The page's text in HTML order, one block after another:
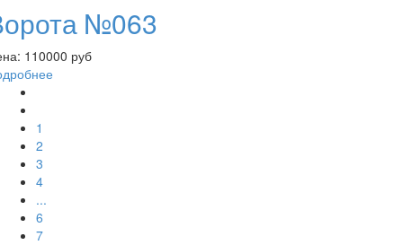
№063
110000 руб
1
2
3
4
...
6
7